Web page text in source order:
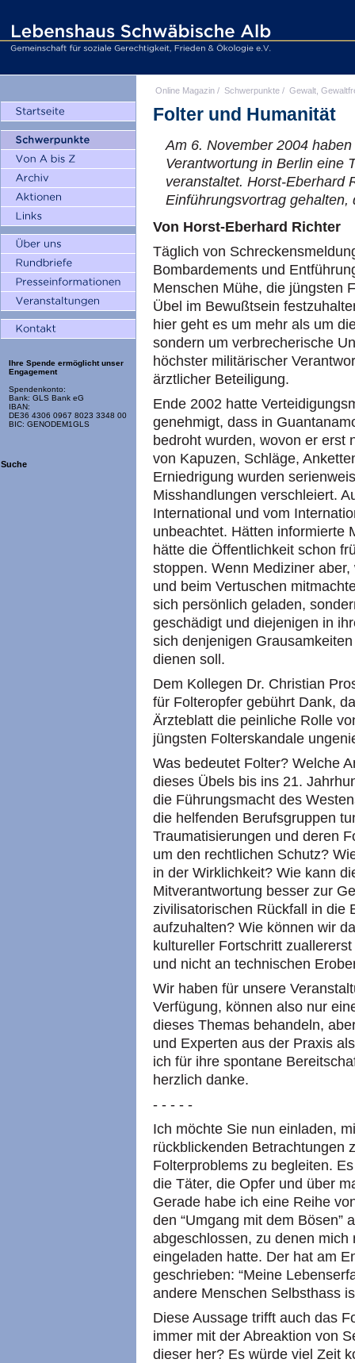
Ihre Spende ermöglicht unser
Engagement
Spendenkonto:
Bank: GLS Bank eG
IBAN:
DE36 4306 0967 8023 3348 00
BIC: GENODEM1GLS
Suche
Online Magazin / Schwerpunkte / Gewalt,
Folter und Humanität
Am 6. November 2004
Verantwortung in Berlin eine
veranstaltet. Horst-Eberhard
Einführungsvortrag
Von Horst-Eberhard Richter
Täglich von
Bombardements und
Menschen Mühe, die jüngsten
Übel im Bewußtsein
hier geht es um mehr als um
sondern um verbrecherische
höchster militärischer
ärztlicher Beteiligung.
Ende 2002 hatte
genehmigt, dass in
bedroht wurden, wovon er erst
von Kapuzen, Schläge,
Erniedrigung wurden
Misshandlungen verschleiert.
International und vom
unbeachtet. Hätten informierte
hätte die Öffentlichkeit schon
stoppen. Wenn Mediziner
und beim Vertuschen
sich persönlich geladen,
geschädigt und diejenigen in
sich denjenigen
dienen soll.
Dem Kollegen Dr. Christian
für Folteropfer gebührt Dank,
Ärzteblatt die peinliche Rolle
jüngsten Folterskandale
Was bedeutet Folter? Welche
dieses Übels bis ins 21.
die Führungsmacht des
die helfenden Berufsgruppen
Traumatisierungen und deren
um den rechtlichen Schutz?
in der Wirklichkeit? Wie kann
Mitverantwortung besser zur
zivilisatorischen Rückfall in die
aufzuhalten? Wie können wir
kultureller Fortschritt
und nicht an technischen
Wir haben für unsere
Verfügung, können also nur
dieses Themas behandeln,
und Experten aus der Praxis
ich für ihre spontane
herzlich danke.
- - - - -
Ich möchte Sie nun einladen,
rückblickenden Betrachtungen
Folterproblems zu begleiten.
die Täter, die Opfer und über
Gerade habe ich eine Reihe
den “Umgang mit dem Bösen”
abgeschlossen, zu denen
eingeladen hatte. Der hat am
geschrieben: “Meine
andere Menschen Selbsthass
Diese Aussage trifft auch das
immer mit der Abreaktion von
dieser her? Es würde viel Zeit